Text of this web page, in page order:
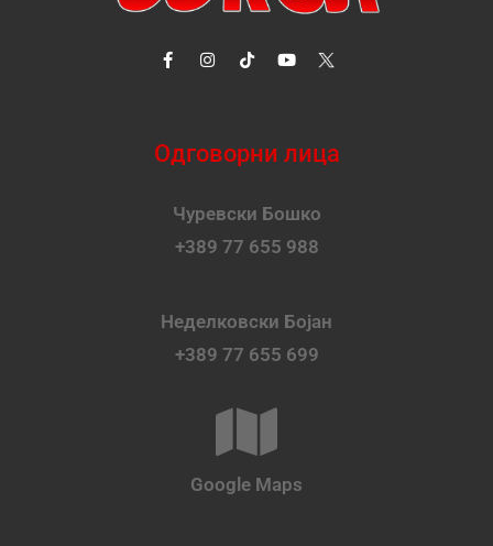
Одговорни лица
Чуревски Бошко
+389 77 655 988
Неделковски Бојан
+389 77 655 699
Google Maps